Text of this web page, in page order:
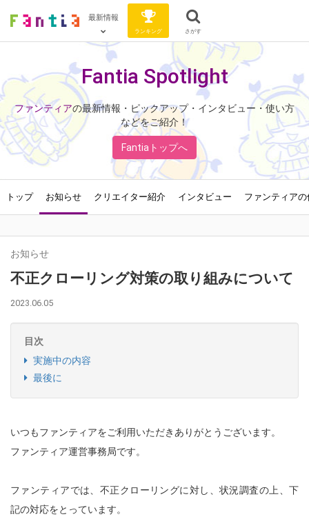
最新情報
ランキング さがす
Fantia Spotlight
ファンティアの最新情報・ピックアップ・インタビュー・使い方
などをご紹介！
Fantiaトップへ
トップ お知らせ クリエイター紹介 インタビュー ファンティア
お知らせ
不正クローリング対策の取り組みについて
2023.06.05
目次
実施中の内容
最後に
いつもファンティアをご利用いただきありがとうございます。
ファンティア運営事務局です。
ファンティアでは、不正クローリングに対し、状況調査の上、下
記の対応をとっています。